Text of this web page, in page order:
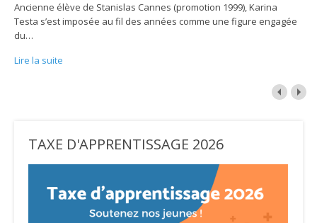
Ancienne élève de Stanislas Cannes (promotion 1999), Karina
Testa s’est imposée au fil des années comme une figure engagée
du…
Lire la suite
TAXE D'APPRENTISSAGE 2026